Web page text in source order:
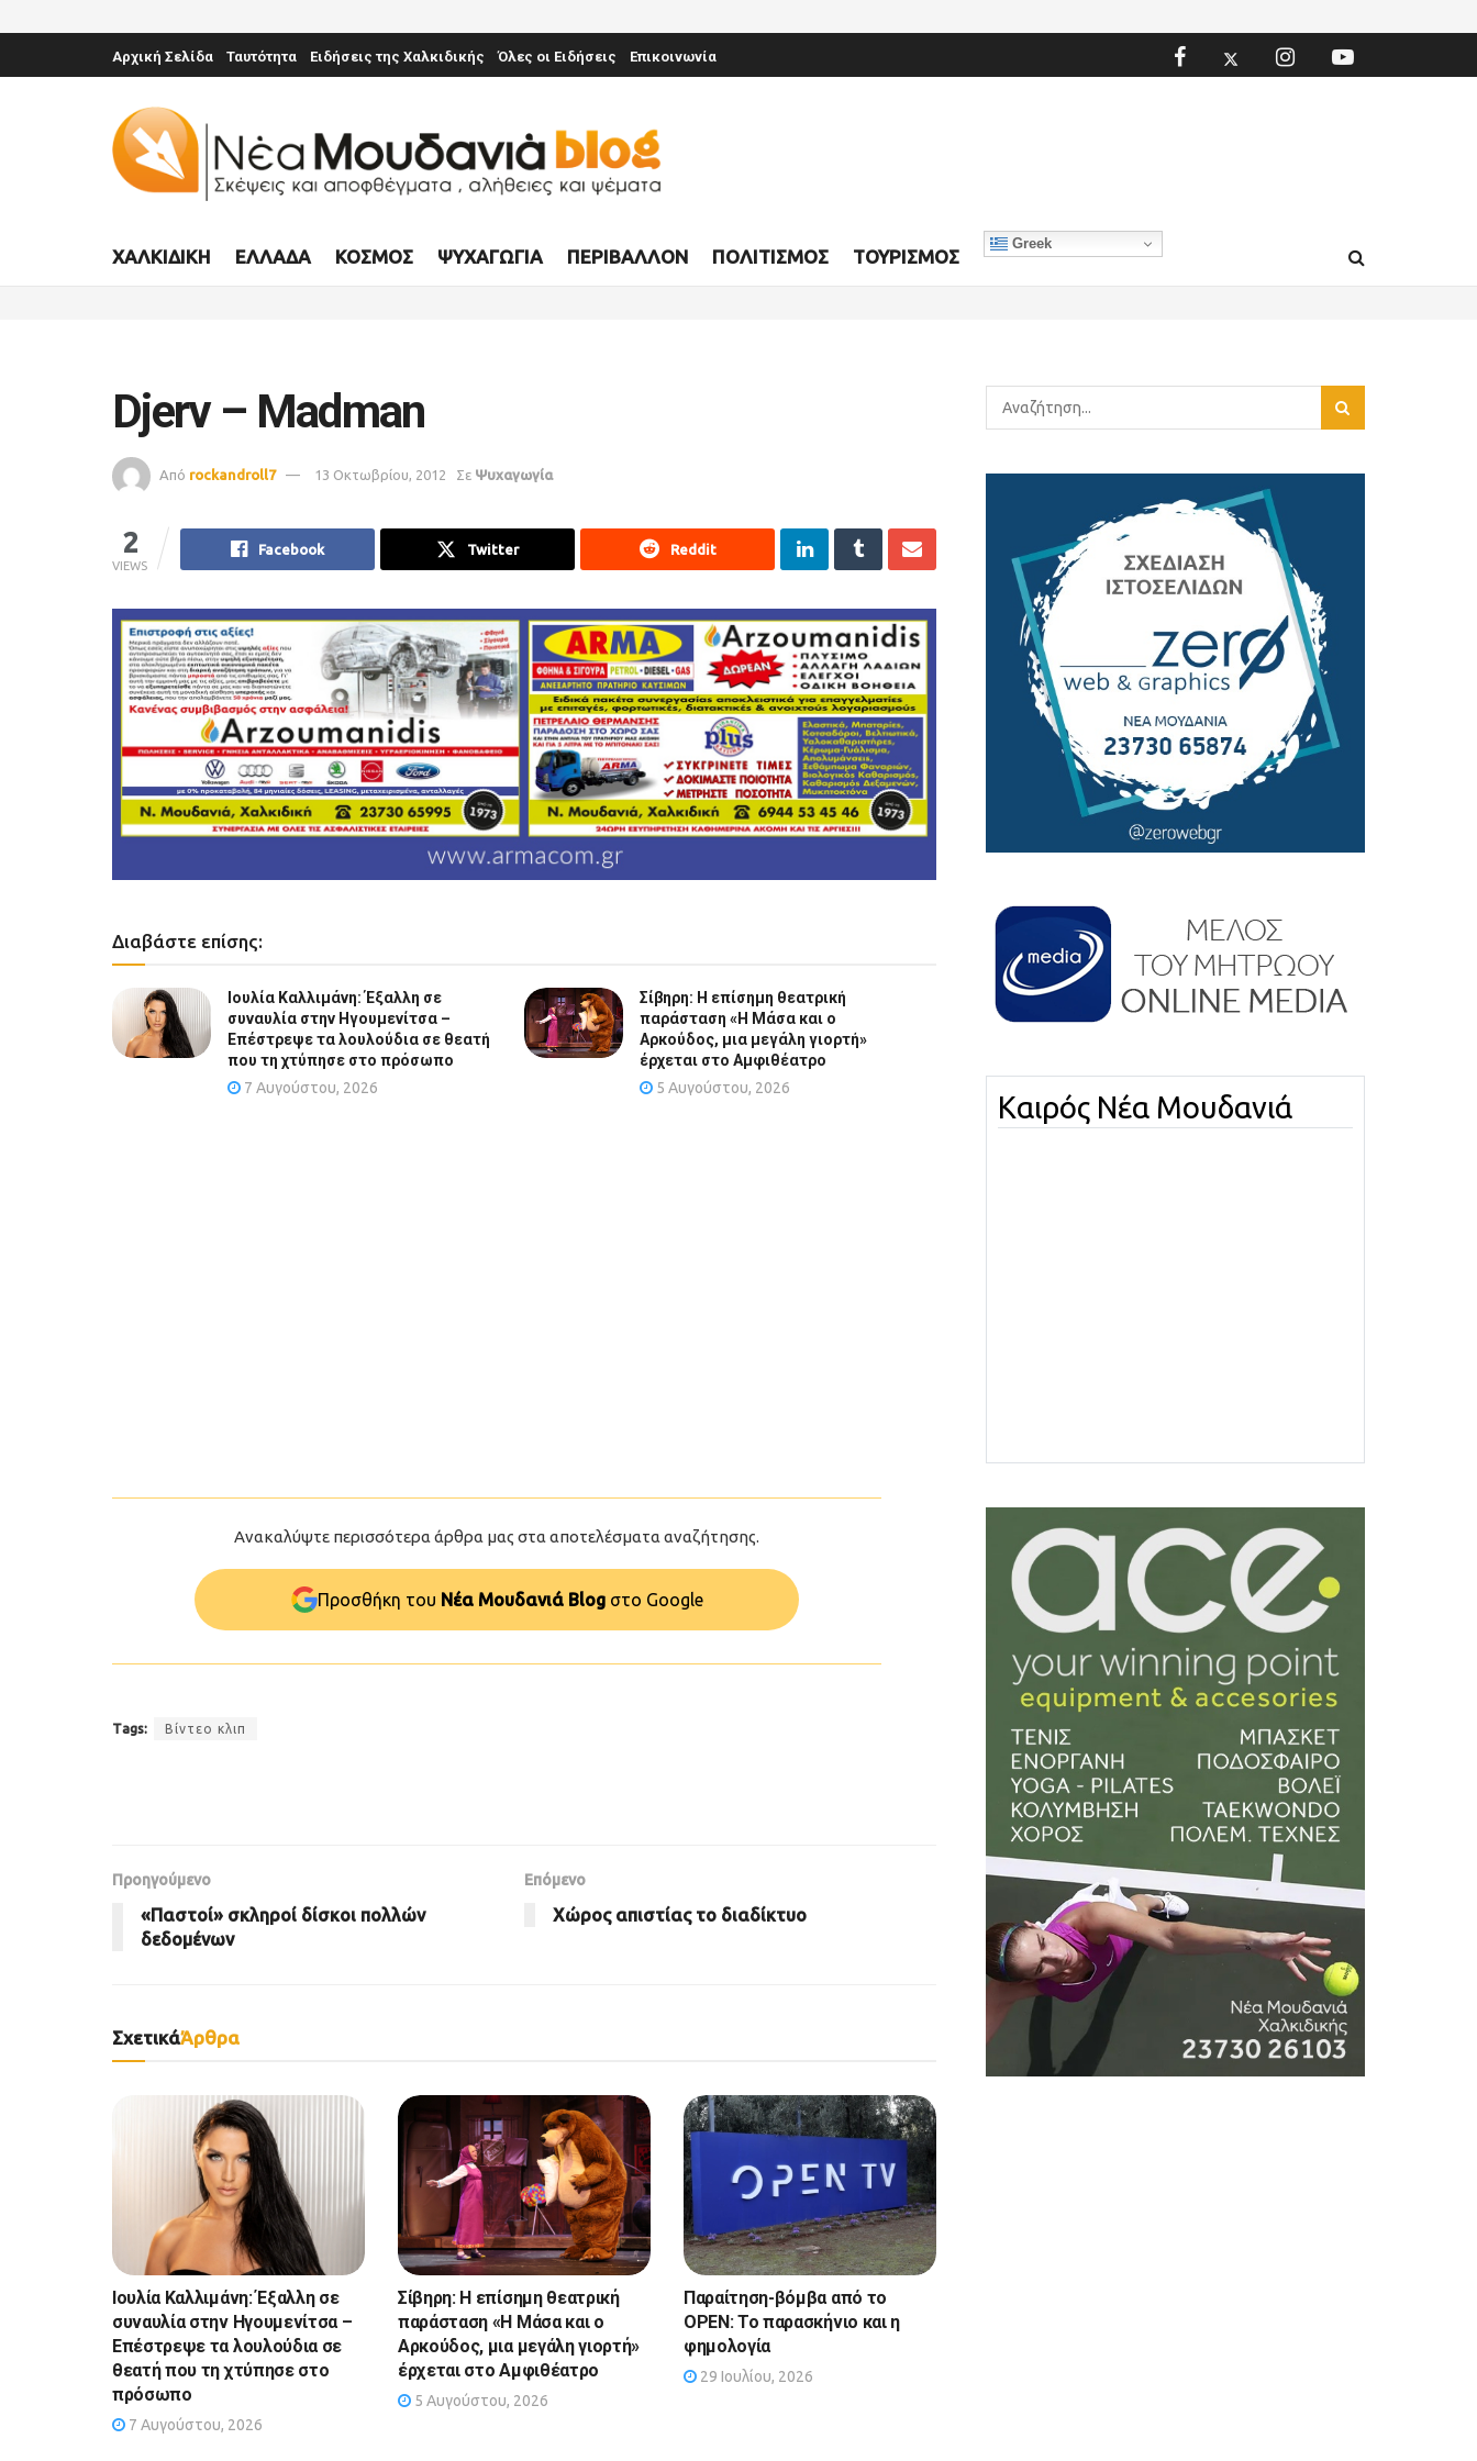
Αρχική Σελίδα Ταυτότητα Ειδήσεις της Χαλκιδικής Όλες οι Ειδήσεις Επικοινωνία
ΧΑΛΚΙΔΙΚΉ ΕΛΛΆΔΑ ΚΌΣΜΟΣ ΨΥΧΑΓΩΓΊΑ ΠΕΡΙΒΆΛΛΟΝ ΠΟΛΙΤΙΣΜΌΣ ΤΟΥΡΙΣΜΌΣ
Greek
Djerv – Madman
Από rockandroll7 13 Οκτωβρίου, 2012 Σε Ψυχαγωγία
2
VIEWS
Facebook Twitter Reddit
Διαβάστε επίσης:
Ιουλία Καλλιμάνη: Έξαλλη σε
συναυλία στην Ηγουμενίτσα –
Επέστρεψε τα λουλούδια σε θεατή
που τη χτύπησε στο πρόσωπο
7 Αυγούστου, 2026
Σίβηρη: Η επίσημη θεατρική
παράσταση «Η Μάσα και ο
Αρκούδος, μια μεγάλη γιορτή»
έρχεται στο Αμφιθέατρο
5 Αυγούστου, 2026
Ανακαλύψτε περισσότερα άρθρα μας στα αποτελέσματα αναζήτησης.
Προσθήκη του Νέα Μουδανιά Blogστo Google
Tags: Βίντεο κλιπ
Προηγούμενο
«Παστoί» σκληροί δίσκοι πολλών
δεδομένων
Επόμενο
Χώρος απιστίας το διαδίκτυο
ΣχετικάΆρθρα
Ιουλία Καλλιμάνη: Έξαλλη σε
συναυλία στην Ηγουμενίτσα –
Επέστρεψε τα λουλούδια σε
θεατή που τη χτύπησε στο
πρόσωπο
7 Αυγούστου, 2026
Σίβηρη: Η επίσημη θεατρική
παράσταση «Η Μάσα και ο
Αρκούδος, μια μεγάλη γιορτή»
έρχεται στο Αμφιθέατρο
5 Αυγούστου, 2026
Παραίτηση-βόμβα από το
OPEN: Το παρασκήνιο και η
φημολογία
29 Ιουλίου, 2026
Καιρός Νέα Μουδανιά